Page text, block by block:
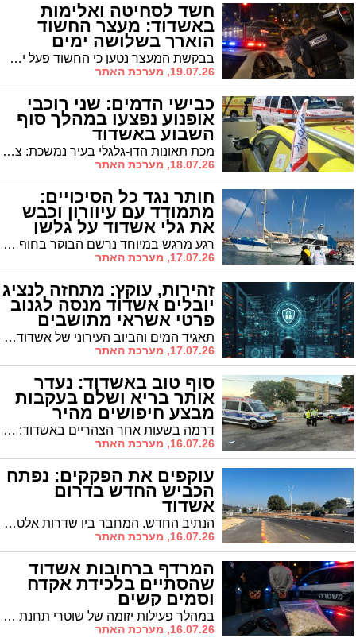
חשד לסחיטה ואלימות
באשדוד: מעצר החשוד
הוארך בשלושה ימים
בבקשת המעצר נטען כי החשוד פעל יחד עם מעורבים נוספים, איים על הקורבן, סחט אותו ואף תקף ופצע אותו באמצעות נשק קר, דבר שהוביל לפציעה בידו של המתלונן. חוקרי המשטרה ציינו כי הם ממתינים לקבלת תיעוד ממצלמות אבטחה בזירה
19.07.26, מערכת האתר
כבישי הדמים: שני רוכבי
אופנוע נפצעו במהלך סוף
השבוע באשדוד
מכת תאונות הדו-גלגלי בעיר נמשכת: צעיר בן 21 נפצע באורח בינוני בשדרות בני ברית רגע לפני כניסת השבת ופונה לבית החולים אסותא • שעות ספורות לאחר מכן החליק רוכב כבן 20 ברחוב החרטום ופונה לשיבא עם חבלת ראש במצב בינוני
18.07.26, מערכת האתר
חותר נגד כל הסיכויים:
מתמודד עם עיוורון וכבש
את גלי אשדוד על גלשן
סאפ רגע מרגש במיוחד נרשם הבוקר בחוף הים באשדוד • דרור כרמלי, צעיר לקוי ראייה, עלה לראשונה על גלשן סאפ, חתר אל לב הים הפתוח והצטרף רשמית לנבחרת העירונית • בעזרת המאמן אלכסיי וחברי הקבוצה שהפכו לעיניים שלו, הוא הוכיח שאין גל שאי אפשר לנצח
17.07.26, מערכת האתר
זהירות, עוקץ: מתחזה לנציג
יובלים אשדוד מנסה לגנוב
פרטי אשראי מתושבים
תאגיד המים והביוב העירוני של אשדוד מזהיר מפני גל שיחות הונאה ופישינג טלפוני • השיטה: המתחזה מתקשר ממספר חסוי, טוען כי הוא נציג התאגיד ומבקש מלקוחות את פרטי האשראי וחשבון הבנק שלהם
17.07.26, מערכת האתר
סוף טוב באשדוד: נעדר
אותר בריא ושלם בעקבות
מבצע חיפושים מהיר
דרמה בשעות אחר הצהריים באשדוד: עם קבלת דיווח על היעדרותו של תושב העיר, הוקפצה למקום יחידת הג'יפים של זק"א לכיש • כ-25 מתנדבים וג'יפאים חילקו את העיר לגזרות סריקה ממוקדות, ואיתרו את הנעדר בתוך זמן קצר כשהוא ללא פגע
16.07.26, מערכת האתר
עוקפים את הפקקים: נפתח
הכביש החדש בדרום
אשדוד
הנתיב החדש, המחבר בין שדרות אלטלנה לאזור תחנת הרכבת "עד הלום", יאפשר לתושבי הרובעים הדרומיים לעקוף את אחד מצווארי הבקבוק העמוסים ביותר ביציאה מהעיר • הכביש החדש ישרת גם את פארק ההייטק ואת בית החולים המקומי, ויקצר דרמטית את זמני הנסיעה באזור
16.07.26, מערכת האתר
המרדף ברחובות אשדוד
שהסתיים בלכידת אקדח
וסמים קשים
במהלך פעילות יזומה של שוטרי תחנת אשדוד וחטיבת סה"ר, זוהה רכב שנסע במהירות חריגה • בחיפוש ממוקד בתוך המכונית נחשפו סמים קשים, כסף מזומן ואקדח איירסופט דמוי גלוק • הנהג נעצר ונלקח לחקירה • מפקד התחנה, סנ"צ רונן עמרם: "נפעל בכל האמצעים כדי לשמור על ביטחון התושבים"
16.07.26, מערכת האתר